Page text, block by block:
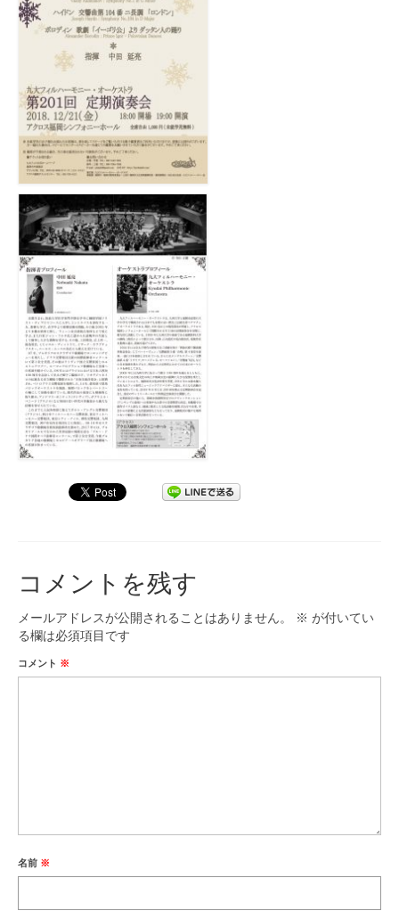
コメントを残す
メールアドレスが公開されることはありません。 ※ が付いてい
る欄は必須項目です
コメント ※
名前 ※